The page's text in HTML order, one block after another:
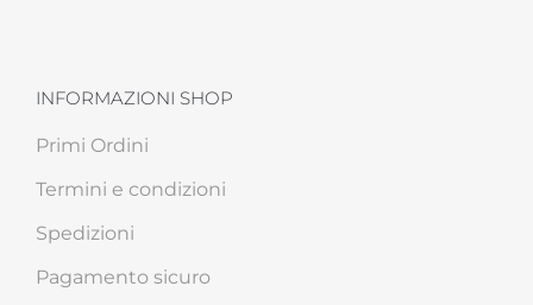
INFORMAZIONI SHOP
Primi Ordini
Termini e condizioni
Spedizioni
Pagamento sicuro